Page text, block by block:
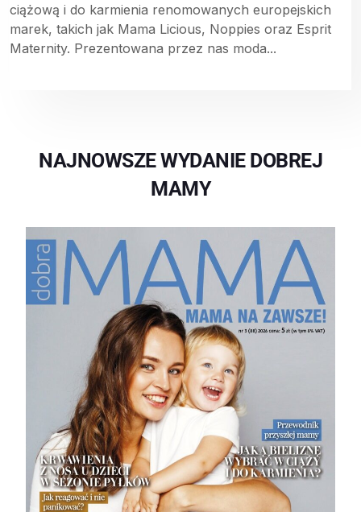
ciążową i do karmienia renomowanych europejskich
marek, takich jak Mama Licious, Noppies oraz Esprit
Maternity. Prezentowana przez nas moda...
NAJNOWSZE WYDANIE DOBREJ
MAMY